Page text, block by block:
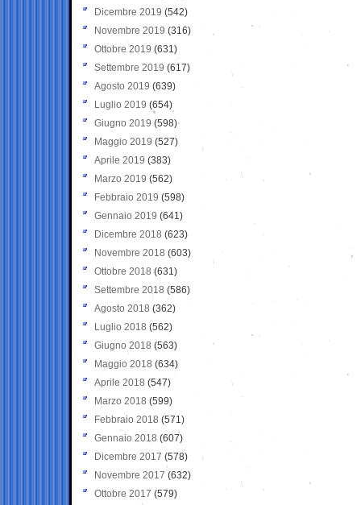
Dicembre 2019 (542)
Novembre 2019 (316)
Ottobre 2019 (631)
Settembre 2019 (617)
Agosto 2019 (639)
Luglio 2019 (654)
Giugno 2019 (598)
Maggio 2019 (527)
Aprile 2019 (383)
Marzo 2019 (562)
Febbraio 2019 (598)
Gennaio 2019 (641)
Dicembre 2018 (623)
Novembre 2018 (603)
Ottobre 2018 (631)
Settembre 2018 (586)
Agosto 2018 (362)
Luglio 2018 (562)
Giugno 2018 (563)
Maggio 2018 (634)
Aprile 2018 (547)
Marzo 2018 (599)
Febbraio 2018 (571)
Gennaio 2018 (607)
Dicembre 2017 (578)
Novembre 2017 (632)
Ottobre 2017 (579)